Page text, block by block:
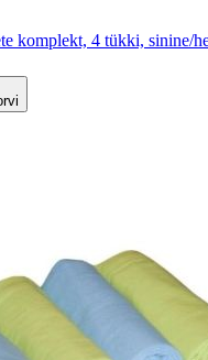
komplekt, 4 tükki, sinine/